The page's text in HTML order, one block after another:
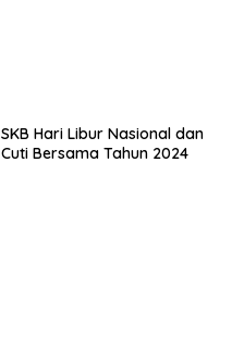
SKB Hari Libur Nasional dan
Cuti Bersama Tahun 2024